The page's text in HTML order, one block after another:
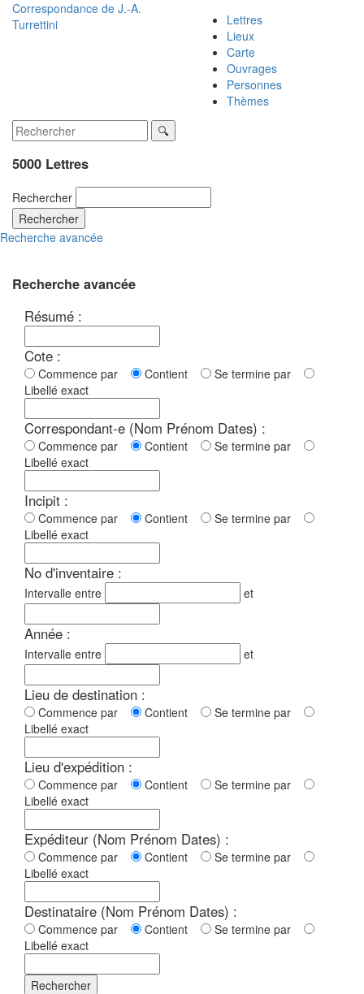
Correspondance de J.-A.
Turrettini
Lettres
Lieux
Carte
Ouvrages
Personnes
Thèmes
5000 Lettres
Rechercher
Rechercher
Recherche avancée
Recherche avancée
Résumé :
Cote :
Commence par Contient
Se termine par
Libellé exact
Correspondant-e (Nom Prénom Dates) :
Commence par Contient
Se termine par
Libellé exact
Incipit :
Commence par Contient
Se termine par
Libellé exact
No d'inventaire :
Intervalle entre et
Année :
Intervalle entre et
Lieu de destination :
Commence par Contient
Se termine par
Libellé exact
Lieu d'expédition :
Commence par Contient
Se termine par
Libellé exact
Expéditeur (Nom Prénom Dates) :
Commence par Contient
Se termine par
Libellé exact
Destinataire (Nom Prénom Dates) :
Commence par Contient
Se termine par
Libellé exact
Rechercher